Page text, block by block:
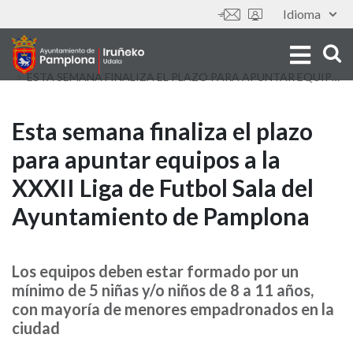
to
main
content
Idioma
Tools
Esta
semana
finaliza
el
plazo
para
apuntar
Esta semana finaliza el plazo
para apuntar equipos a la
XXXII Liga de Futbol Sala del
Ayuntamiento de Pamplona
Los equipos deben estar formado por un
mínimo de 5 niñas y/o niños de 8 a 11 años,
con mayoría de menores empadronados en la
ciudad